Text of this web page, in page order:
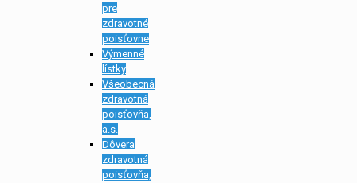
pre
zdravotné
poisťovne
Výmenné
lístky
Všeobecná
zdravotná
poisťovňa,
a.s.
Dôvera
zdravotná
poisťovňa,